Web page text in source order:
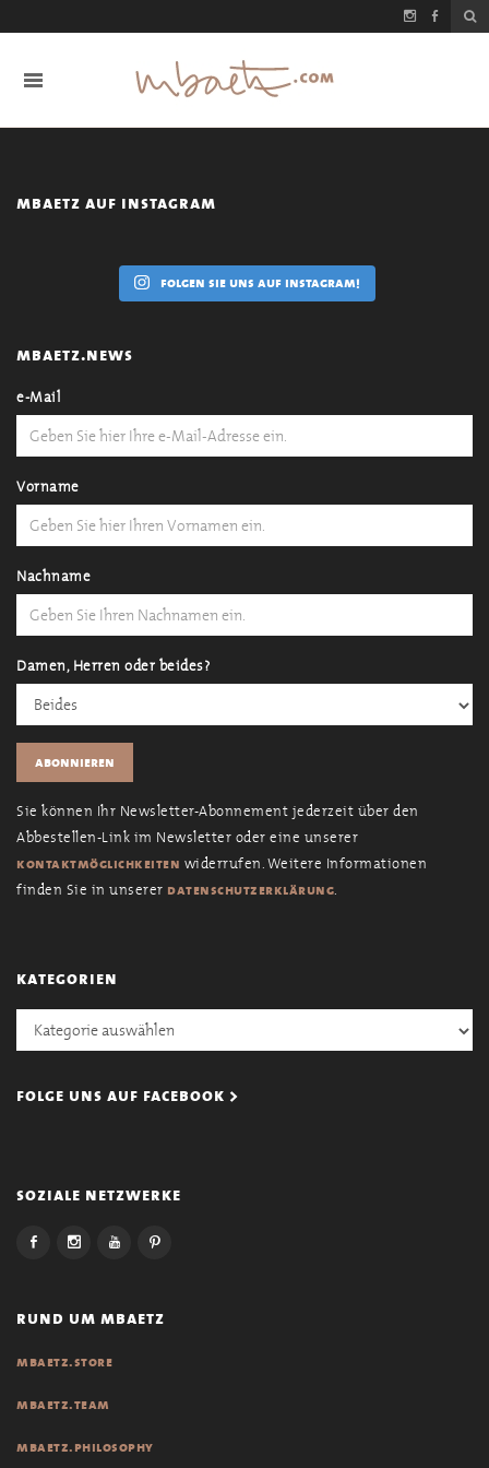
mbaetz auf instagram
folgen sie uns auf instagram!
mbaetz.news
e-Mail
Vorname
Nachname
Damen, Herren oder beides?
Sie können Ihr Newsletter-Abonnement jederzeit über den
Abbestellen-Link im Newsletter oder eine unserer
kontaktmöglichkeiten widerrufen. Weitere Informationen
finden Sie in unserer datenschutzerklärung.
kategorien
Kategorien
folge uns auf facebook >
soziale netzwerke
rund um mbaetz
mbaetz.store
mbaetz.team
mbaetz.philosophy